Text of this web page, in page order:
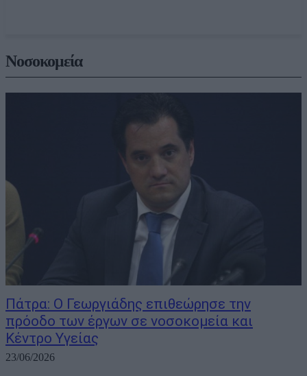
Νοσοκομεία
Πάτρα: Ο Γεωργιάδης επιθεώρησε την
πρόοδο των έργων σε νοσοκομεία και
Κέντρο Υγείας
23/06/2026